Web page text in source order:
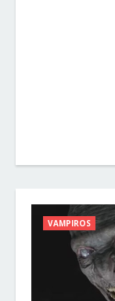
VAMPIROS